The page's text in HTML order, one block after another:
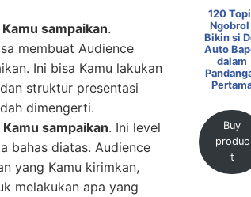
sampaikan.
membuat Audience
Ini bisa Kamu lakukan
struktur presentasi
dimengerti.
sampaikan. Ini level
bahas diatas. Audience
yang Kamu kirimkan,
melakukan apa yang
120
Ngobrol
Bikin si
Auto
dalam
Buy
produc
t